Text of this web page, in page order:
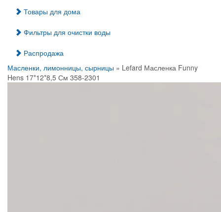
Товары для дома
Фильтры для очистки воды
Распродажа
Масленки, лимонницы, сырницы » Lefard Масленка Funny
Hens 17*12*8,5 См 358-2301